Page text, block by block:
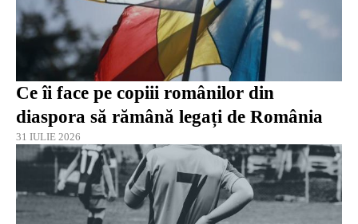
Ce îi face pe copiii românilor din
diaspora să rămână legați de România
31 IULIE 2026